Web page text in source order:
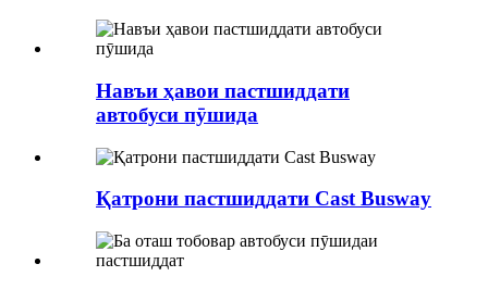
Навъи ҳавои пастшиддати
автобуси пӯшида
Қатрони пастшиддати Cast Busway